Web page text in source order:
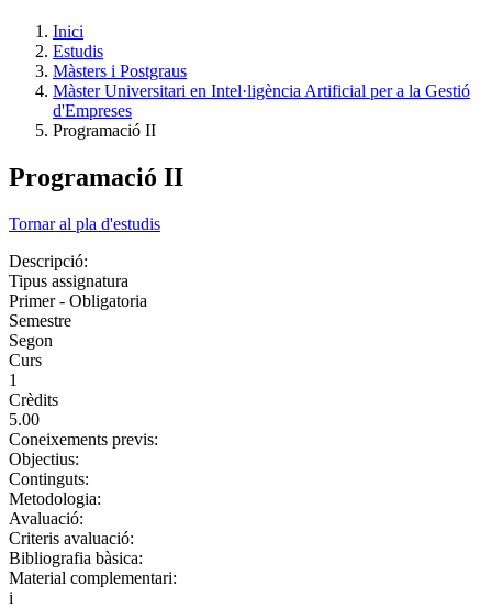
Inici
Estudis
Màsters i Postgraus
Màster Universitari en Intel·ligència Artificial per a la Gestió
d'Empreses
Programació II
Programació II
Tornar al pla d'estudis
Descripció:
Tipus assignatura
Primer - Obligatoria
Semestre
Segon
Curs
1
Crèdits
5.00
Coneixements previs:
Objectius:
Continguts:
Metodologia:
Avaluació:
Criteris avaluació:
Bibliografia bàsica:
Material complementari:
i